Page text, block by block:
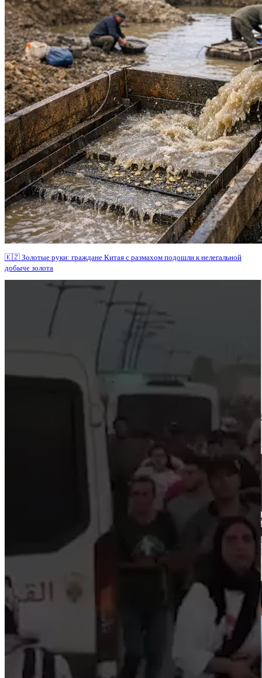
🇰🇿 Золотые руки: граждане Китая с размахом подошли к нелегальной
добыче золота